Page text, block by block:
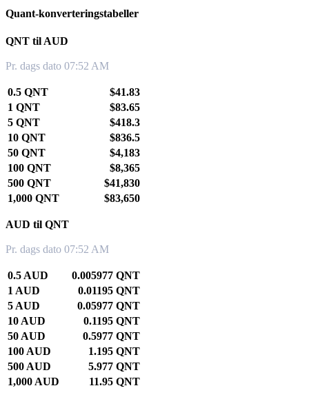
Quant-konverteringstabeller
QNT til AUD
Pr. dags dato 07:52 AM
0.5 QNT
$41.83
1 QNT
$83.65
5 QNT
$418.3
10 QNT
$836.5
50 QNT
$4,183
100 QNT
$8,365
500 QNT
$41,830
1,000 QNT
$83,650
AUD til QNT
Pr. dags dato 07:52 AM
0.5 AUD
0.005977 QNT
1 AUD
0.01195 QNT
5 AUD
0.05977 QNT
10 AUD
0.1195 QNT
50 AUD
0.5977 QNT
100 AUD
1.195 QNT
500 AUD
5.977 QNT
1,000 AUD
11.95 QNT